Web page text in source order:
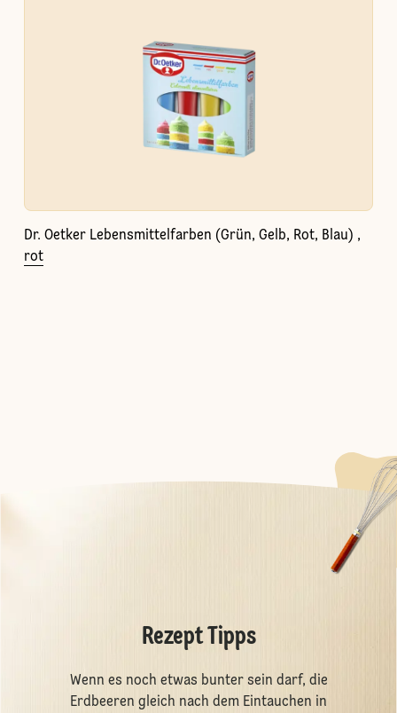
Dr. Oetker Lebensmittelfarben (Grün, Gelb, Rot, Blau) ,
rot
Rezept Tipps
Wenn es noch etwas bunter sein darf, die
Erdbeeren gleich nach dem Eintauchen in